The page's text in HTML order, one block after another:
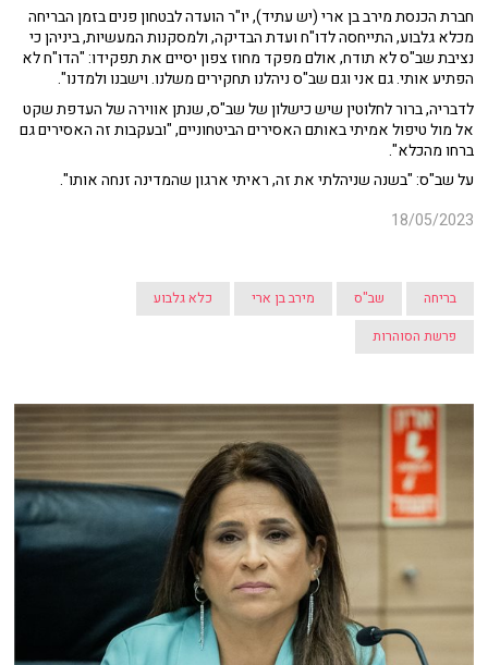
חברת הכנסת מירב בן ארי (יש עתיד), יו"ר הועדה לבטחון פנים בזמן הבריחה
מכלא גלבוע, התייחסה לדו"ח ועדת הבדיקה, ולמסקנות המעשיות, ביניהן כי
נציבת שב"ס לא תודח, אולם מפקד מחוז צפון יסיים את תפקידו: "הדו"ח לא
הפתיע אותי. גם אני וגם שב"ס ניהלנו תחקירים משלנו. וישבנו ולמדנו".
לדבריה, ברור לחלוטין שיש כישלון של שב"ס, שנתן אווירה של העדפת שקט
אל מול טיפול אמיתי באותם האסירים הביטחוניים, "ובעקבות זה האסירים גם
ברחו מהכלא".
על שב"ס: "בשנה שניהלתי את זה, ראיתי ארגון שהמדינה זנחה אותו".
18/05/2023
בריחה שב"ס מירב בן ארי
כלא גלבוע
פרשת הסוהרות